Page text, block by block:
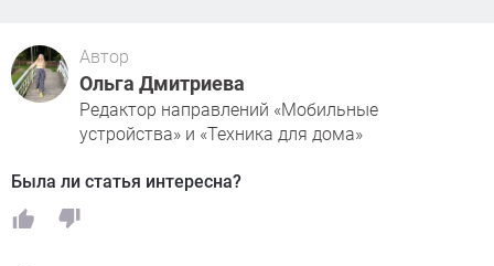
Автор
Ольга Дмитриева
Редактор направлений «Мобильные
устройства» и «Техника для дома»
Была ли статья интересна?